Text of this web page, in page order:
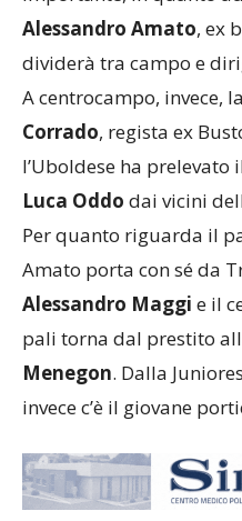
importante, in quanto
A centrocampo, invece,
, regista ex
l’Uboldese ha prelevato
Amato porta con sé da
pali torna dal prestito
. Dalla